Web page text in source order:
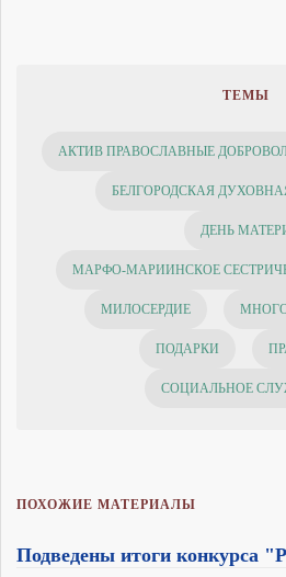
ТЕМЫ
АКТИВ ПРАВОСЛАВНЫЕ
БЕЛГОРОДСКАЯ
ДЕНЬ
МАРФО-МАРИИНСКОЕ
МИЛОСЕРДИЕ
ПОДАРКИ
СОЦИАЛЬНОЕ
ПОХОЖИЕ МАТЕРИАЛЫ
Подведены итоги конкурса